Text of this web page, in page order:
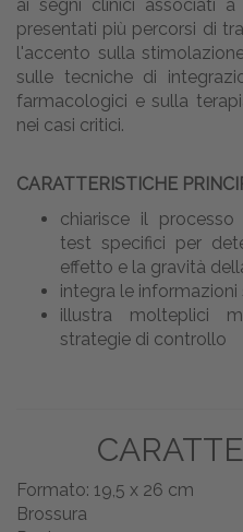
ai segni clinici associati a
presentati più percorsi di
l'accento sulla
sulle tecniche di
farmacologici e sulla
nei casi critici.
CARATTERISTICHE
chiarisce il
test specifici per
effetto e la gravità
integra le
illustra molteplici
strategie di controllo
Formato: 19,5 x 26 cm
Brossura